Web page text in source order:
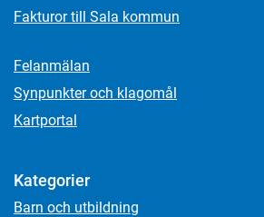
Fakturor till Sala kommun
Felanmälan
Synpunkter och klagomål
Kartportal
Kategorier
Barn och utbildning